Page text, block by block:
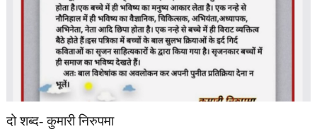
दो शब्द- कुमारी निरुपमा